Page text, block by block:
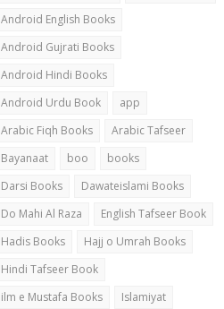
Android English Books
Android Gujrati Books
Android Hindi Books
Android Urdu Book
app
Arabic Fiqh Books
Arabic Tafseer
Bayanaat
boo
books
Darsi Books
Dawateislami Books
Do Mahi Al Raza
English Tafseer Book
Hadis Books
Hajj o Umrah Books
Hindi Tafseer Book
ilm e Mustafa Books
Islamiyat